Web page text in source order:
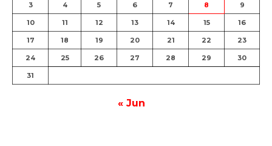
3 4 5 6 7 8 9
10 11 12 13 14 15 16
17 18 19 20 21 22 23
24 25 26 27 28 29 30
31
« Jun